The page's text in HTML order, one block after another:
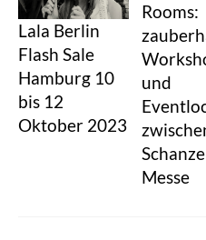
Lala Berlin
Flash Sale
Hamburg 10
bis 12
Oktober 2023
Rooms:
und
Messe